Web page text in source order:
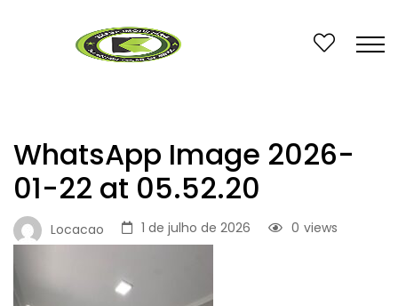
WhatsApp Image 2026-
01-22 at 05.52.20
Locacao 1 de julho de 2026 views
0